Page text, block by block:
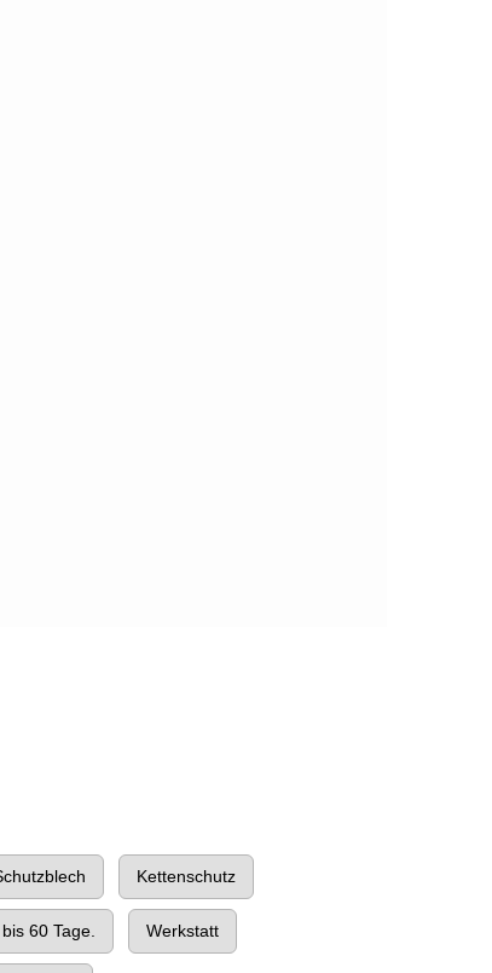
Kettenschutz
60 Tage. Werkstatt